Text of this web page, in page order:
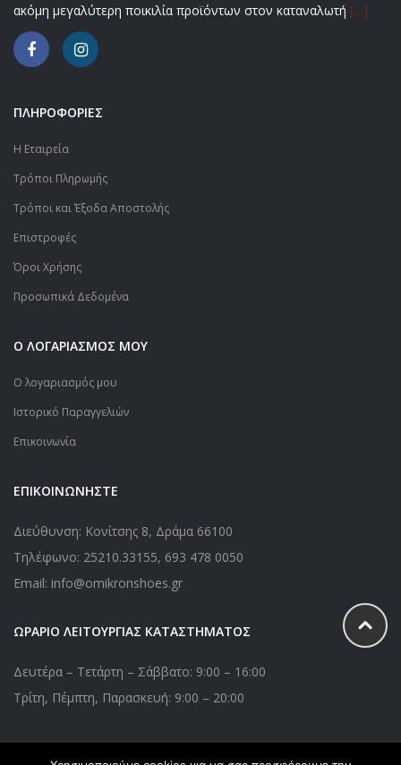
ακόμη μεγαλύτερη ποικιλία προϊόντων στον καταναλωτή […]
ΠΛΗΡΟΦΟΡΙΕΣ
Η Εταιρεία
Τρόποι Πληρωμής
Τρόποι και Έξοδα Αποστολής
Επιστροφές
Όροι Χρήσης
Προσωπικά Δεδομένα
Ο ΛΟΓΑΡΙΑΣΜΟΣ ΜΟΥ
Ο λογαριασμός μου
Ιστορικό Παραγγελιών
Επικοινωνία
ΕΠΙΚΟΙΝΩΝΗΣΤΕ
Διεύθυνση: Κονίτσης 8, Δράμα 66100
Τηλέφωνο: 25210.33155, 693 478 0050
Email: info@omikronshoes.gr
ΩΡΑΡΙΟ ΛΕΙΤΟΥΡΓΙΑΣ ΚΑΤΑΣΤΗΜΑΤΟΣ
Δευτέρα – Τετάρτη – Σάββατο: 9:00 – 16:00
Τρίτη, Πέμπτη, Παρασκευή: 9:00 – 20:00